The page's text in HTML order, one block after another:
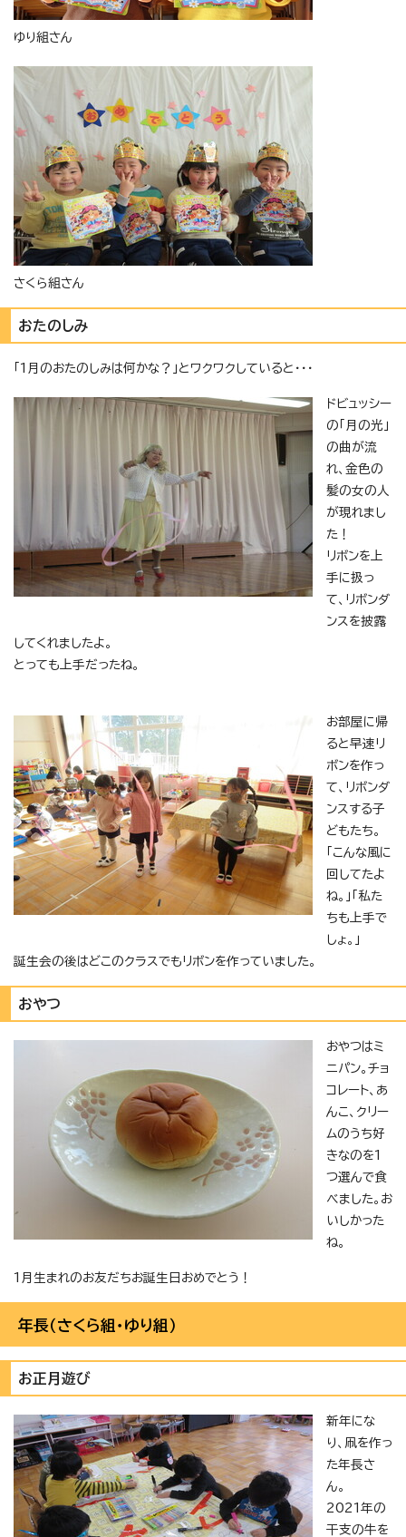
ゆり組さん
さくら組さん
おたのしみ
「1月のおたのしみは何かな？」とワクワクしていると・・・
ドビュッシー
の「月の光」
の曲が流
れ、金色の
髪の女の人
が現れまし
た！
リボンを上
手に扱っ
て、リボンダ
ンスを披露
してくれましたよ。
とっても上手だったね。
お部屋に帰
ると早速リ
ボンを作っ
て、リボンダ
ンスする子
どもたち。
「こんな風に
回してたよ
ね。」「私た
ちも上手で
しょ。」
誕生会の後はどこのクラスでもリボンを作っていました。
おやつ
おやつはミ
ニパン。チョ
コレート、あ
んこ、クリー
ムのうち好
きなのを1
つ選んで食
べました。お
いしかった
ね。
1月生まれのお友だちお誕生日おめでとう！
年長（さくら組・ゆり組）
お正月遊び
新年にな
り、凧を作っ
た年長さ
ん。
2021年の
干支の牛を